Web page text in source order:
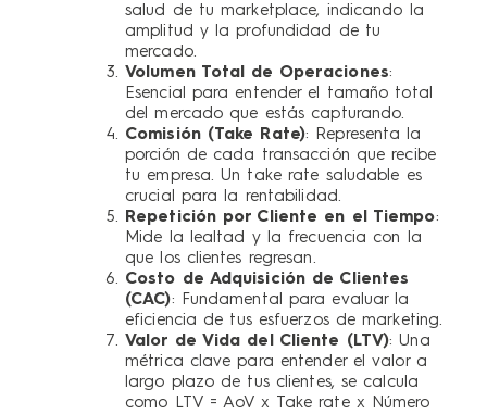
salud de tu marketplace, indicando la
amplitud y la profundidad de tu
mercado.
Volumen Total de Operaciones:
Esencial para entender el tamaño total
del mercado que estás capturando.
Comisión (Take Rate): Representa la
porción de cada transacción que recibe
tu empresa. Un take rate saludable es
crucial para la rentabilidad.
Repetición por Cliente en el Tiempo:
Mide la lealtad y la frecuencia con la
que los clientes regresan.
Costo de Adquisición de Clientes
(CAC): Fundamental para evaluar la
eficiencia de tus esfuerzos de marketing.
Valor de Vida del Cliente (LTV): Una
métrica clave para entender el valor a
largo plazo de tus clientes, se calcula
como LTV = AoV x Take rate x Número